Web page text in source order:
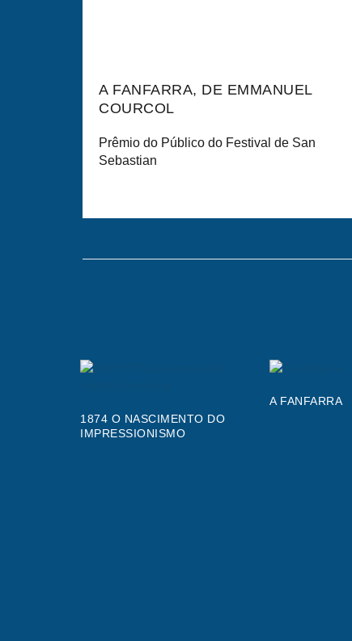
A FANFARRA, DE EMMANUEL
COURCOL
Prêmio do Público do Festival de San
Sebastian
1874 O NASCIMENTO DO
IMPRESSIONISMO
A FANFARRA